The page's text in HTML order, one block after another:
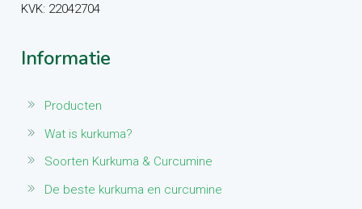
KVK: 22042704
Informatie
Producten
Wat is kurkuma?
Soorten Kurkuma & Curcumine
De beste kurkuma en curcumine